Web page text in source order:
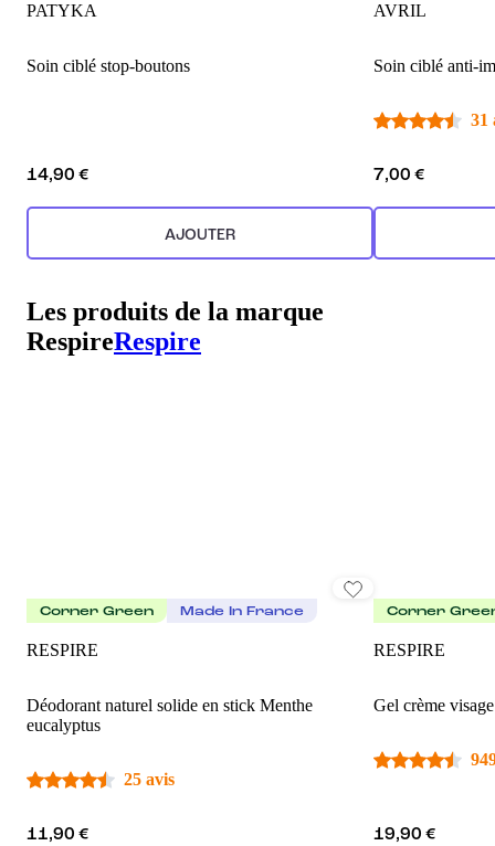
PATYKA
Soin ciblé stop-boutons
14,90 €
AJOUTER
AVRIL
Soin ciblé anti-
31
7,00 €
Les produits de la marque
RespireRespire
Corner Green Made In France
RESPIRE
Déodorant naturel solide en stick Menthe
eucalyptus
25 avis
11,90 €
Corner
RESPIRE
Gel crème
19,90 €